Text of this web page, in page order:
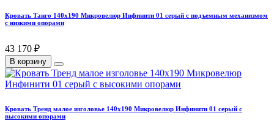
Кровать Танго 140х190 Микровелюр Инфинити 01 серый с подъемным механизмом
с низкими опорами
43 170 ₽
В корзину
Кровать Тренд малое изголовье 140х190 Микровелюр Инфинити 01 серый с
высокими опорами